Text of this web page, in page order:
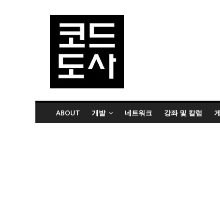
ABOUT 개발 네트워크 강좌 및 칼럼